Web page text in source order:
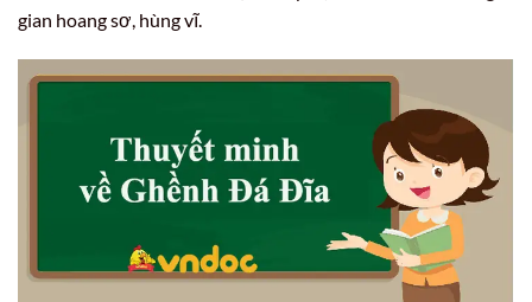
gian hoang sơ, hùng vĩ.